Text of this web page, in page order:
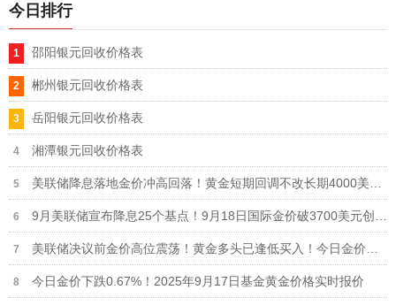
今日排行
邵阳银元回收价格表
郴州银元回收价格表
岳阳银元回收价格表
湘潭银元回收价格表
今日金价下跌0.67%！2025年9月17日基金黄金价格实时报价